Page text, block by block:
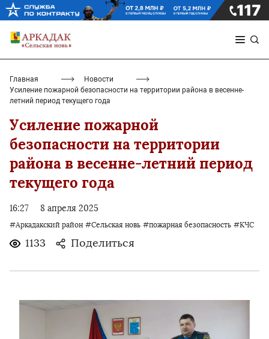
Главная
Новости
Усиление пожарной безопасности на территории района в весенне-
летний период текущего года
Усиление пожарной
безопасности на территории
района в весенне-летний период
текущего года
16:27 8 апреля 2025
#Аркадакский район #Сельская новь #пожарная безопасность #КЧС
1133 Поделиться